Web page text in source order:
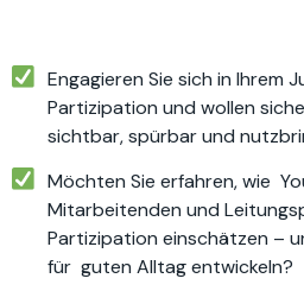
Engagieren Sie sich in Ihrem
Partizipation und wollen
sichtbar, spürbar und
Möchten Sie erfahren, wie
Mitarbeitenden und
Partizipation einschätzen –
für guten Alltag entwickeln?